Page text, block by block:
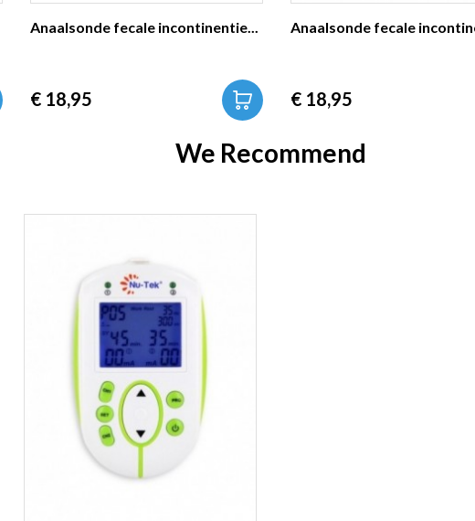
Anaalsonde fecale incontinentie...
Prijs
€ 18,95
Anaalsonde fecale
Prijs
€ 18,95
We Recommend